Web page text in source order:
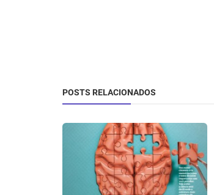
POSTS RELACIONADOS